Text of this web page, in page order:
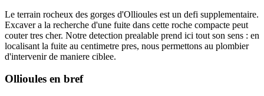
Le terrain rocheux des gorges d'Ollioules est un defi supplementaire.
Excaver a la recherche d'une fuite dans cette roche compacte peut
couter tres cher. Notre detection prealable prend ici tout son sens : en
localisant la fuite au centimetre pres, nous permettons au plombier
d'intervenir de maniere ciblee.
Ollioules en bref